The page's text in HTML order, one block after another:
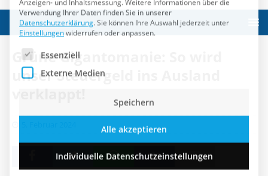
Grüne Gigantomanie: So wird
unser Steuergeld ins Ausland
Externe Medien
Speichern
Datenschutzerklärung